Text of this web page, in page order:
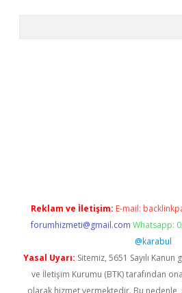
Reklam ve İletişim: E-mail:
forumhizmeti@gmail.com Whatsapp:
@karabul
Yasal Uyarı: Sitemiz, 5651 Sayılı
ve İletişim Kurumu (BTK) tarafından
olarak hizmet vermektedir. Bu